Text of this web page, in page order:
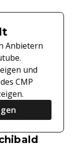
Anbietern
und
CMP